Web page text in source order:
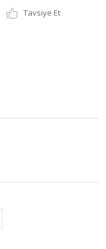
Tavsiye Et